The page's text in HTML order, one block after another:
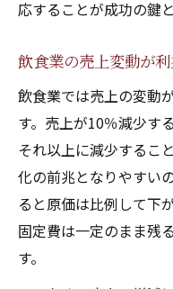
応することが成功の鍵
飲食業の売上変動が
飲食業では売上の変動
す。売上が10％減少す
それ以上に減少するこ
化の前兆となりやすい
ると原価は比例して下
固定費は一定のまま残
す。